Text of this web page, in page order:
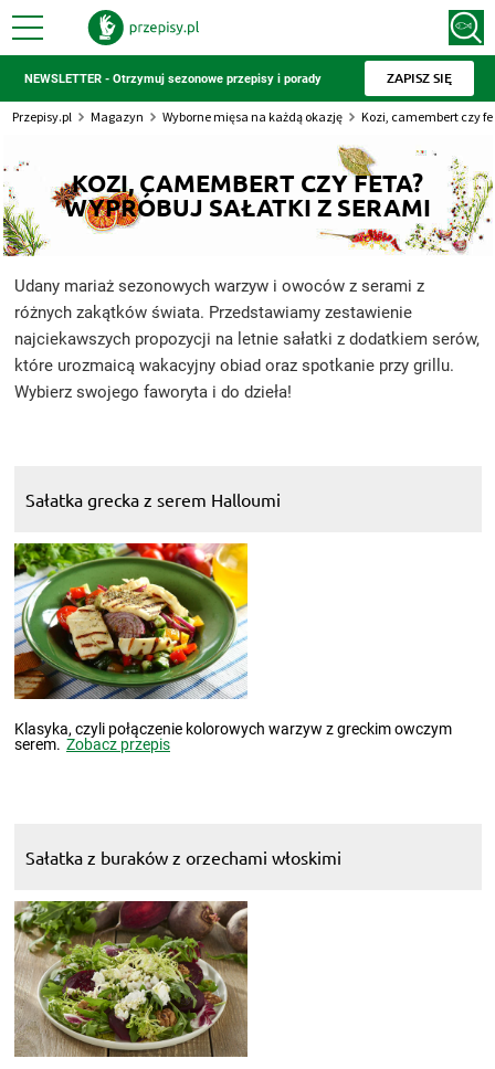
NEWSLETTER - Otrzymuj sezonowe przepisy i porady ZAPISZ SIĘ
Przepisy.pl Magazyn Wyborne mięsa na każdą okazję Kozi, camembert czy
KOZI, CAMEMBERT CZY FETA?
WYPRÓBUJ SAŁATKI Z SERAMI
Udany mariaż sezonowych warzyw i owoców z serami z
różnych zakątków świata. Przedstawiamy zestawienie
najciekawszych propozycji na letnie sałatki z dodatkiem serów,
które urozmaicą wakacyjny obiad oraz spotkanie przy grillu.
Wybierz swojego faworyta i do dzieła!
Sałatka grecka z serem Halloumi
Klasyka, czyli połączenie kolorowych warzyw z greckim owczym
serem. Zobacz przepis
Sałatka z buraków z orzechami włoskimi